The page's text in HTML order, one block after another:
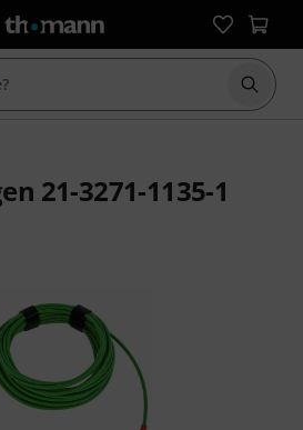
Suche
21-3271-1135-1
Sternen aus 2 Kundenbewertungen